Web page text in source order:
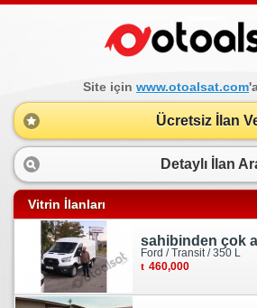
Site için www.otoalsat.com
Ücretsiz İlan
Detaylı İlan
Vitrin İlanları
Ford / Transit / 350 L
460,000